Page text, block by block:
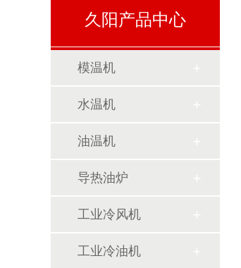
久阳产品中心
模温机
水温机
油温机
导热油炉
工业冷风机
工业冷油机